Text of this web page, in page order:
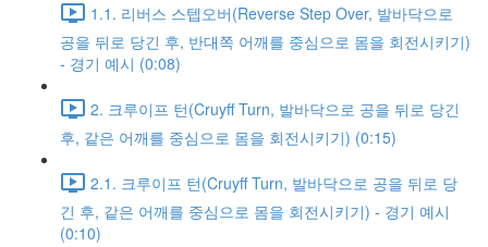
1.1. 리버스 스텝오버(Reverse Step Over, 발바닥으로
공을 뒤로 당긴 후, 반대쪽 어깨를 중심으로 몸을 회전시키기)
- 경기 예시 (0:08)
2. 크루이프 턴(Cruyff Turn, 발바닥으로 공을 뒤로 당긴
후, 같은 어깨를 중심으로 몸을 회전시키기) (0:15)
2.1. 크루이프 턴(Cruyff Turn, 발바닥으로 공을 뒤로 당
긴 후, 같은 어깨를 중심으로 몸을 회전시키기) - 경기 예시
(0:10)